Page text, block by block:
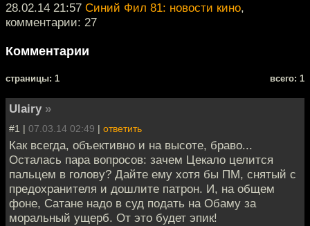
28.02.14 21:57 Синий Фил 81: новости кино,
комментарии: 27
Комментарии
cтраницы: 1 всего: 1
Ulairy »
#1 | 07.03.14 02:49 | ответить
Как всегда, объективно и на высоте, браво...
Осталась пара вопросов: зачем Цекало целится
пальцем в голову? Дайте ему хотя бы ПМ, снятый с
предохранителя и дошлите патрон. И, на общем
фоне, Сатане надо в суд подать на Обаму за
моральный ущерб. От это будет эпик!